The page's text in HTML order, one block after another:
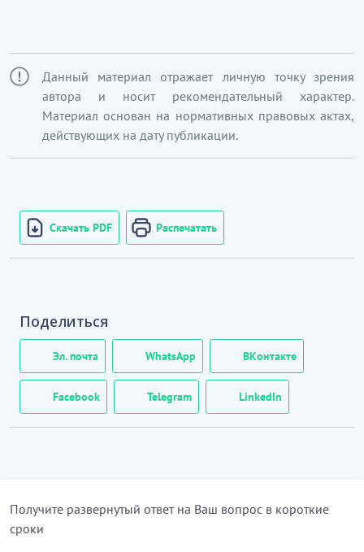
Данный материал отражает личную точку зрения
автора и носит рекомендательный характер.
Материал основан на нормативных правовых актах,
действующих на дату публикации.
Скачать PDF Распечатать
Поделиться
Эл. почта WhatsApp ВКонтакте
Facebook Telegram LinkedIn
Получите развернутый ответ на Ваш вопрос в короткие
сроки